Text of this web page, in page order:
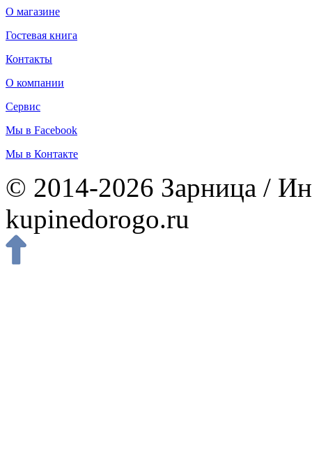
О магазине
Гостевая книга
Контакты
О компании
Сервис
Мы в Facebook
Мы в Контакте
© 2014-2026 Зарница /
kupinedorogo.ru